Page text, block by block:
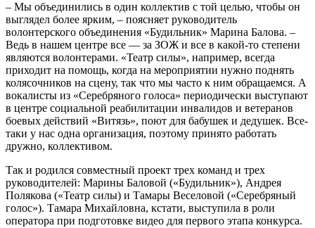
– Мы объединились в один коллектив с той целью, чтобы он
выглядел более ярким, – поясняет руководитель
волонтерского объединения «Будильник» Марина Балова. –
Ведь в нашем центре все — за ЗОЖ и все в какой-то степени
являются волонтерами. «Театр силы», например, всегда
приходит на помощь, когда на мероприятии нужно поднять
колясочников на сцену, так что мы часто к ним обращаемся. А
вокалисты из «Серебряного голоса» периодически выступают
в центре социальной реабилитации инвалидов и ветеранов
боевых действий «Витязь», поют для бабушек и дедушек. Все-
таки у нас одна организация, поэтому принято работать
дружно, коллективом.
Так и родился совместный проект трех команд и трех
руководителей: Марины Баловой («Будильник»), Андрея
Полякова («Театр силы) и Тамары Веселовой («Серебряный
голос»). Тамара Михайловна, кстати, выступила в роли
оператора при подготовке видео для первого этапа конкурса.